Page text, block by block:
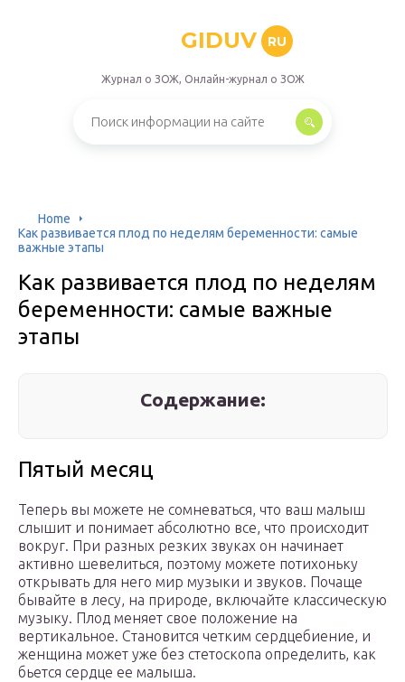
GIDUV RU
Журнал о ЗОЖ, Онлайн-журнал о ЗОЖ
Home
Как развивается плод по неделям беременности: самые
важные этапы
Как развивается плод по неделям
беременности: самые важные
этапы
Содержание:
Пятый месяц
Теперь вы можете не сомневаться, что ваш малыш
слышит и понимает абсолютно все, что происходит
вокруг. При разных резких звуках он начинает
активно шевелиться, поэтому можете потихоньку
открывать для него мир музыки и звуков. Почаще
бывайте в лесу, на природе, включайте классическую
музыку. Плод меняет свое положение на
вертикальное. Становится четким сердцебиение, и
женщина может уже без стетоскопа определить, как
бьется сердце ее малыша.